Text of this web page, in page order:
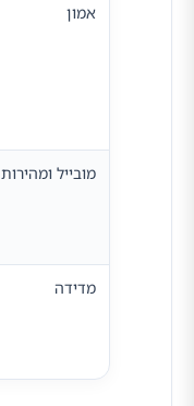
אמון
מובייל ומהירות
מדידה